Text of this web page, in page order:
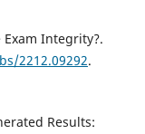
Exam Integrity?.
2212.09292.
Results: